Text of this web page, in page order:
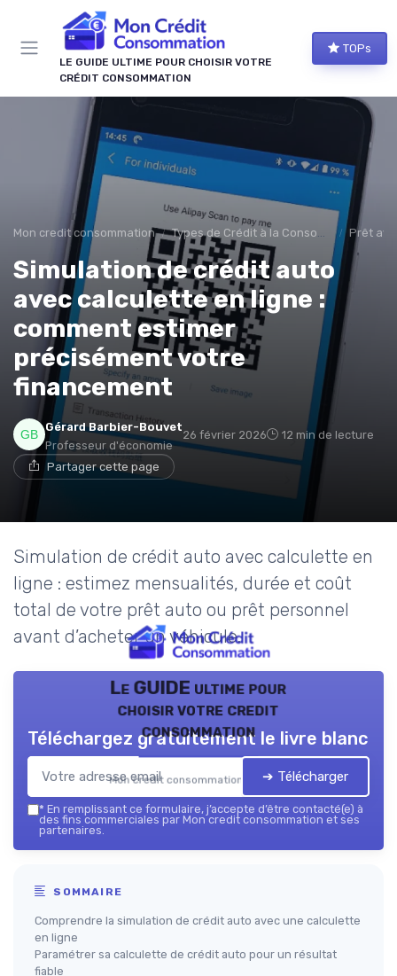
LE GUIDE ULTIME POUR CHOISIR VOTRE
CRÉDIT CONSOMMATION
TOPs
Mon credit consommation Types de Crédit à la Consommation Prêt
Simulation de crédit auto
avec calculette en ligne :
comment estimer
précisément votre
financement
Gérard Barbier-Bouvet
Professeur d'économie
26 février 2026 12 min de lecture
Partager cette page
Simulation de crédit auto avec calculette en
ligne : estimez mensualités, durée et coût
total de votre prêt auto ou prêt personnel
avant d’acheter un véhicule.
Le GUIDE ultime pour
choisir votre credit
consommation
Mon credit consommation — 2026
Téléchargez gratuitement le livre blanc
➔ Télécharger
* En remplissant ce formulaire, j’accepte d’être contacté(e) à
des fins commerciales par Mon credit consommation et ses
partenaires.
SOMMAIRE
Comprendre la simulation de crédit auto avec une calculette
en ligne
Paramétrer sa calculette de crédit auto pour un résultat
fiable
Panneau de gestion des cookies